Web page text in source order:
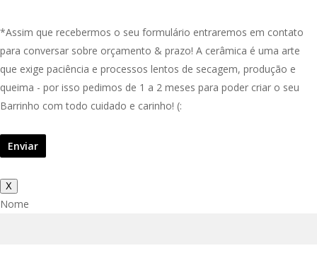
*Assim que recebermos o seu formulário entraremos em contato
para conversar sobre orçamento & prazo! A cerâmica é uma arte
que exige paciência e processos lentos de secagem, produção e
queima - por isso pedimos de 1 a 2 meses para poder criar o seu
Barrinho com todo cuidado e carinho! (:
X
Nome